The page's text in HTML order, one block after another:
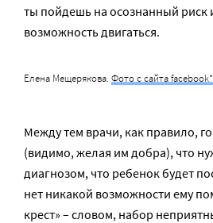
ты пойдешь на осознанный риск
возможность двигаться.
Елена Мещерякова. Фото с сайта
Между тем врачи, как правило,
(видимо, желая им добра), что
диагнозом, что ребенок будет
нет никакой возможности ему
крест» – словом, набор